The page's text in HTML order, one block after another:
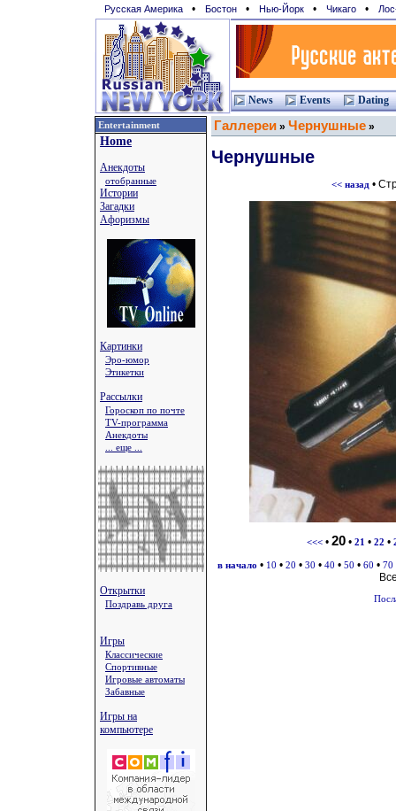
Русская Америка • Бостон • Нью-Йорк • Чикаго •
News Events Dating
Entertainment
Home
Анекдоты
отобранные
Истории
Загадки
Афоризмы
Картинки
Эро-юмор
Этикетки
Рассылки
Гороскоп по почте
TV-программа
Анекдоты
... еще ...
Открытки
Поздравь друга
Игры
Классические
Спортивные
Игровые автоматы
Забавные
Игры на
компьютере
Галлереи » Чернушные »
Чернушные
<< назад •
<<< • 20 • 21 • 22 •
в начало • 10 • 20 • 30 • 40 • 50 • 60 • 70